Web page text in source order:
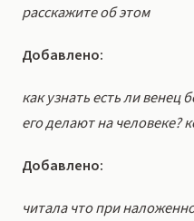
расскажите об этом
Добавлено:
как узнать есть ли венец
его делают на человеке?
Добавлено:
читала что при